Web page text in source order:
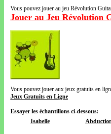
Vous pouvez jouer au jeu Révolution
Jouer au Jeu Révolution
Vous pouvez jouer aux jeux gratuits en
Jeux Gratuits en Ligne
Essayer les échantillons ci-dessous:
Isabelle